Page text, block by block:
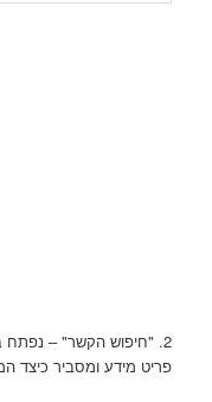
2. "חיפוש הקשר" –
פריט מידע ומסביר כיצד